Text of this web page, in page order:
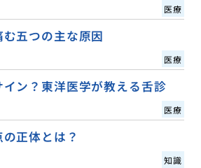
医療
五つの主な原因
医療
ン？東洋医学が教える舌診
医療
正体とは？
知識